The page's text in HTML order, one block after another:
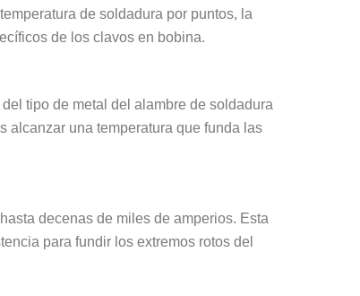
de soldadura por puntos, la
de los clavos en bobina.
tipo de metal del alambre de soldadura
alcanzar una temperatura que funda las
decenas de miles de amperios. Esta
para fundir los extremos rotos del